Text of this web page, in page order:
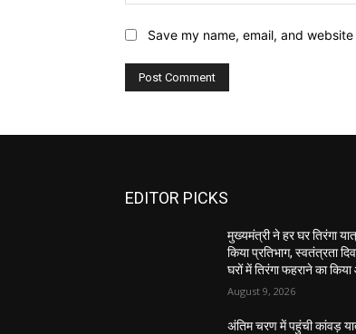
Save my name, email, and
EDITOR PICKS
मुख्यमंत्री ने हर घर तिरंगा
किया प्रतिभाग, स्वतंत्रता
घरों में तिरंगा फहराने का किया
August 9, 2026
अंतिम चरण में पहुंची कांवड़